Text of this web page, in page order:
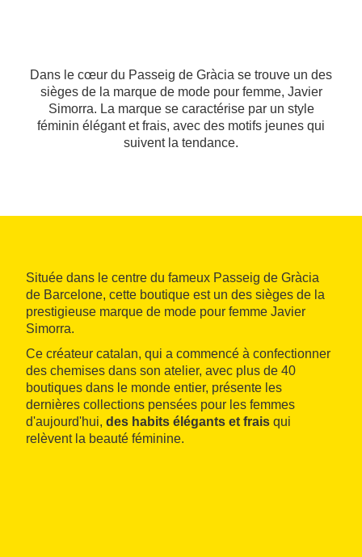
Dans le cœur du Passeig de Gràcia se trouve un des
sièges de la marque de mode pour femme, Javier
Simorra. La marque se caractérise par un style
féminin élégant et frais, avec des motifs jeunes qui
suivent la tendance.
Située dans le centre du fameux Passeig de Gràcia
de Barcelone, cette boutique est un des sièges de la
prestigieuse marque de mode pour femme Javier
Simorra.
Ce créateur catalan, qui a commencé à confectionner
des chemises dans son atelier, avec plus de 40
boutiques dans le monde entier, présente les
dernières collections pensées pour les femmes
d'aujourd'hui, des habits élégants et frais qui
relèvent la beauté féminine.